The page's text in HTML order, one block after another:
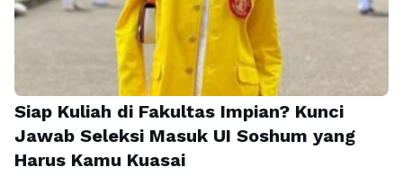
Siap Kuliah di Fakultas Impian? Kunci
Jawab Seleksi Masuk UI Soshum yang
Harus Kamu Kuasai